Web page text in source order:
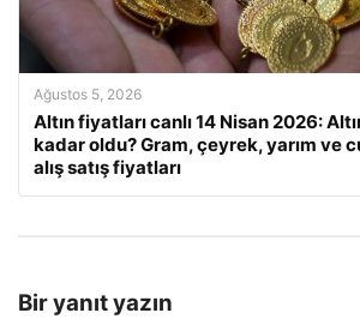
Ağustos 5, 2026
Altın fiyatları canlı 14 Nisan 2026:
kadar oldu? Gram, çeyrek, yarım ve
alış satış fiyatları
Bir yanıt yazın